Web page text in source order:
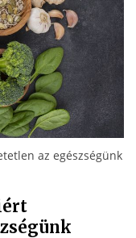
az egészségünk